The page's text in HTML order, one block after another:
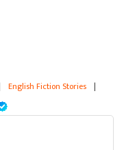
English Fiction Stories |